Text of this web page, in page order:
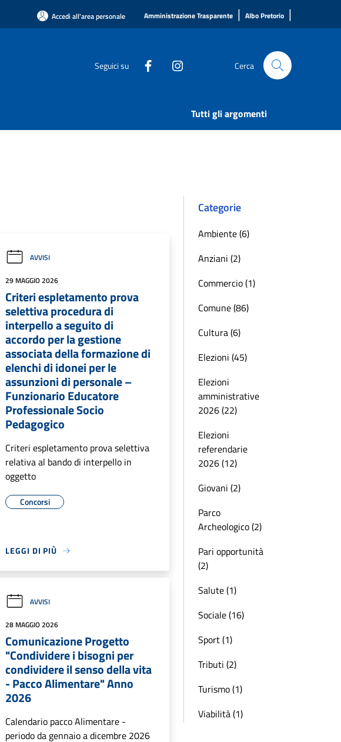
Accedi all'area personale Amministrazione Trasparente | Albo Pretorio |
Seguici su Cerca
Tutti gli argomenti
AVVISI
29 MAGGIO 2026
Criteri espletamento prova
selettiva procedura di
interpello a seguito di
accordo per la gestione
associata della formazione di
elenchi di idonei per le
assunzioni di personale –
Funzionario Educatore
Professionale Socio
Pedagogico
Criteri espletamento prova selettiva
relativa al bando di interpello in
oggetto
Concorsi
LEGGI DI PIÙ
AVVISI
28 MAGGIO 2026
Comunicazione Progetto
"Condividere i bisogni per
condividere il senso della vita
- Pacco Alimentare" Anno
2026
Calendario pacco Alimentare -
periodo da gennaio a dicembre 2026
Categorie
Ambiente (6)
Anziani (2)
Commercio (1)
Comune (86)
Cultura (6)
Elezioni (45)
Elezioni
amministrative
2026 (22)
Elezioni
referendarie
2026 (12)
Giovani (2)
Parco
Archeologico (2)
Pari opportunità
(2)
Salute (1)
Sociale (16)
Sport (1)
Tributi (2)
Turismo (1)
Viabilità (1)